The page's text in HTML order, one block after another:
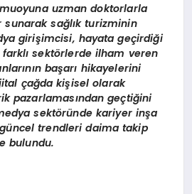
uzman doktorlarla
sağlık turizminin
girişimcisi, hayata geçirdiği
sektörlerde ilham veren
başarı hikayelerini
çağda kişisel olarak
pazarlamasından geçtiğini
sektöründe kariyer inşa
trendleri daima takip
bulundu.